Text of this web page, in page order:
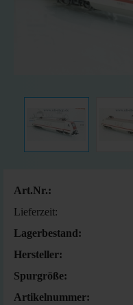
Art.Nr.:
Lieferzeit:
Lagerbestand:
Hersteller:
Spurgröße:
Artikelnummer: